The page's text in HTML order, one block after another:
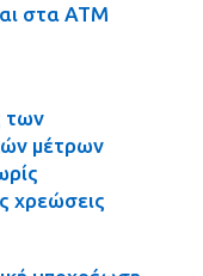
στα ΑΤΜ
των
μέτρων
χρεώσεις